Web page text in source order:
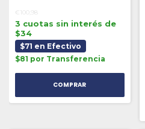
€100,98
3 cuotas sin interés de
$34
$71 en Efectivo
$81 por Transferencia